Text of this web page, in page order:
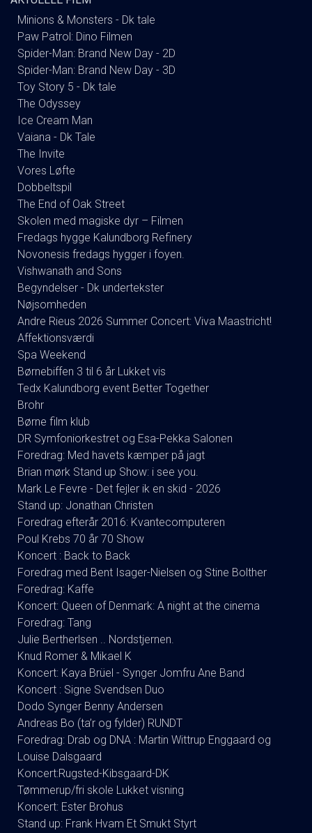
Minions & Monsters - Dk tale
Paw Patrol: Dino Filmen
Spider-Man: Brand New Day - 2D
Spider-Man: Brand New Day - 3D
Toy Story 5 - Dk tale
The Odyssey
Ice Cream Man
Vaiana - Dk Tale
The Invite
Vores Løfte
Dobbeltspil
The End of Oak Street
Skolen med magiske dyr – Filmen
Fredags hygge Kalundborg Refinery
Novonesis fredags hygger i foyen.
Vishwanath and Sons
Begyndelser - Dk undertekster
Nøjsomheden
Andre Rieus 2026 Summer Concert: Viva Maastricht!
Affektionsværdi
Spa Weekend
Børnebiffen 3 til 6 år Lukket vis
Tedx Kalundborg event Better Together
Brohr
Børne film klub
DR Symfoniorkestret og Esa-Pekka Salonen
Foredrag: Med havets kæmper på jagt
Brian mørk Stand up Show: i see you.
Mark Le Fevre - Det fejler ik en skid - 2026
Stand up: Jonathan Christen
Foredrag efterår 2016: Kvantecomputeren
Poul Krebs 70 år 70 Show
Koncert : Back to Back
Foredrag med Bent Isager-Nielsen og Stine Bolther
Foredrag: Kaffe
Koncert: Queen of Denmark: A night at the cinema
Foredrag: Tang
Julie Bertherlsen .. Nordstjernen.
Knud Romer & Mikael K
Koncert: Kaya Brüel - Synger Jomfru Ane Band
Koncert : Signe Svendsen Duo
Dodo Synger Benny Andersen
Andreas Bo (ta’r og fylder) RUNDT
Foredrag: Drab og DNA : Martin Wittrup Enggaard og
Louise Dalsgaard
Koncert:Rugsted-Kibsgaard-DK
Tømmerup/fri skole Lukket visning
Koncert: Ester Brohus
Stand up: Frank Hvam Et Smukt Styrt